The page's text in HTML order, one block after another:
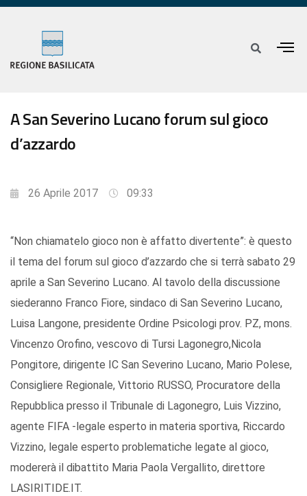
A San Severino Lucano forum sul gioco
d’azzardo
26 Aprile 2017 09:33
“Non chiamatelo gioco non è affatto divertente”: è questo
il tema del forum sul gioco d’azzardo che si terrà sabato 29
aprile a San Severino Lucano. Al tavolo della discussione
siederanno Franco Fiore, sindaco di San Severino Lucano,
Luisa Langone, presidente Ordine Psicologi prov. PZ, mons.
Vincenzo Orofino, vescovo di Tursi Lagonegro,Nicola
Pongitore, dirigente IC San Severino Lucano, Mario Polese,
Consigliere Regionale, Vittorio RUSSO, Procuratore della
Repubblica presso il Tribunale di Lagonegro, Luis Vizzino,
agente FIFA -legale esperto in materia sportiva, Riccardo
Vizzino, legale esperto problematiche legate al gioco,
modererà il dibattito Maria Paola Vergallito, direttore
LASIRITIDE.IT.